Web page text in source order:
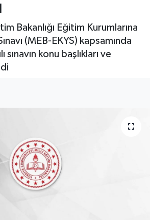
Bakanlığı Eğitim Kurumlarına
(MEB-EKYS) kapsamında
sınavın konu başlıkları ve